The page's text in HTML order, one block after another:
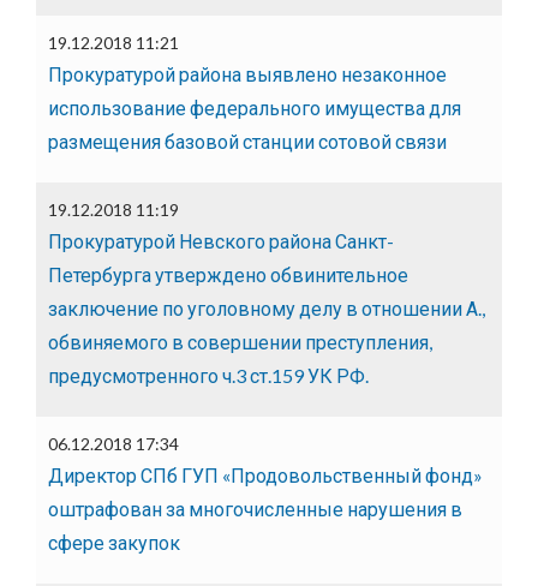
19.12.2018 11:21
Прокуратурой района выявлено незаконное
использование федерального имущества для
размещения базовой станции сотовой связи
19.12.2018 11:19
Прокуратурой Невского района Санкт-
Петербурга утверждено обвинительное
заключение по уголовному делу в отношении А.,
обвиняемого в совершении преступления,
предусмотренного ч.3 ст.159 УК РФ.
06.12.2018 17:34
Директор СПб ГУП «Продовольственный фонд»
оштрафован за многочисленные нарушения в
сфере закупок